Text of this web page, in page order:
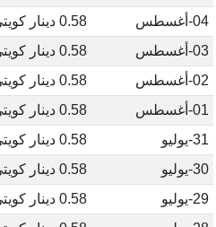
04-أغسطس
0.58 دينار كويتي
03-أغسطس
0.58 دينار كويتي
02-أغسطس
0.58 دينار كويتي
01-أغسطس
0.58 دينار كويتي
31-يوليو
0.58 دينار كويتي
30-يوليو
0.58 دينار كويتي
29-يوليو
0.58 دينار كويتي